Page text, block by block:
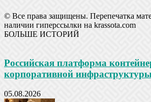
© Все права защищены. Перепечатка
наличии гиперссылки на krassota.com
БОЛЬШЕ ИСТОРИЙ
Российская платформа
корпоративной
05.08.2026